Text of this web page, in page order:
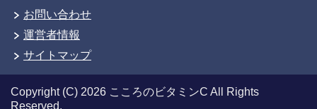
お問い合わせ
運営者情報
サイトマップ
Copyright (C) 2026 こころのビタミンC All Rights
Reserved.